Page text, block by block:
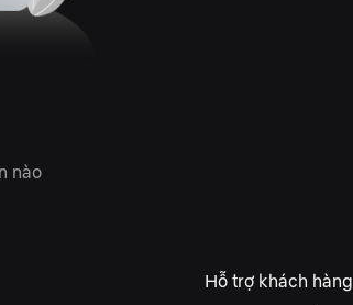
nào
Hỗ trợ khách hàng